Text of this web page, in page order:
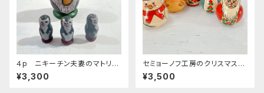
４p ニキーチン夫妻のマトリョ
ーシカ 「はりねずみ」
¥3,300
セミョーノフ工房のクリスマスオ
ーナメント 5個セットMT0013
¥3,500